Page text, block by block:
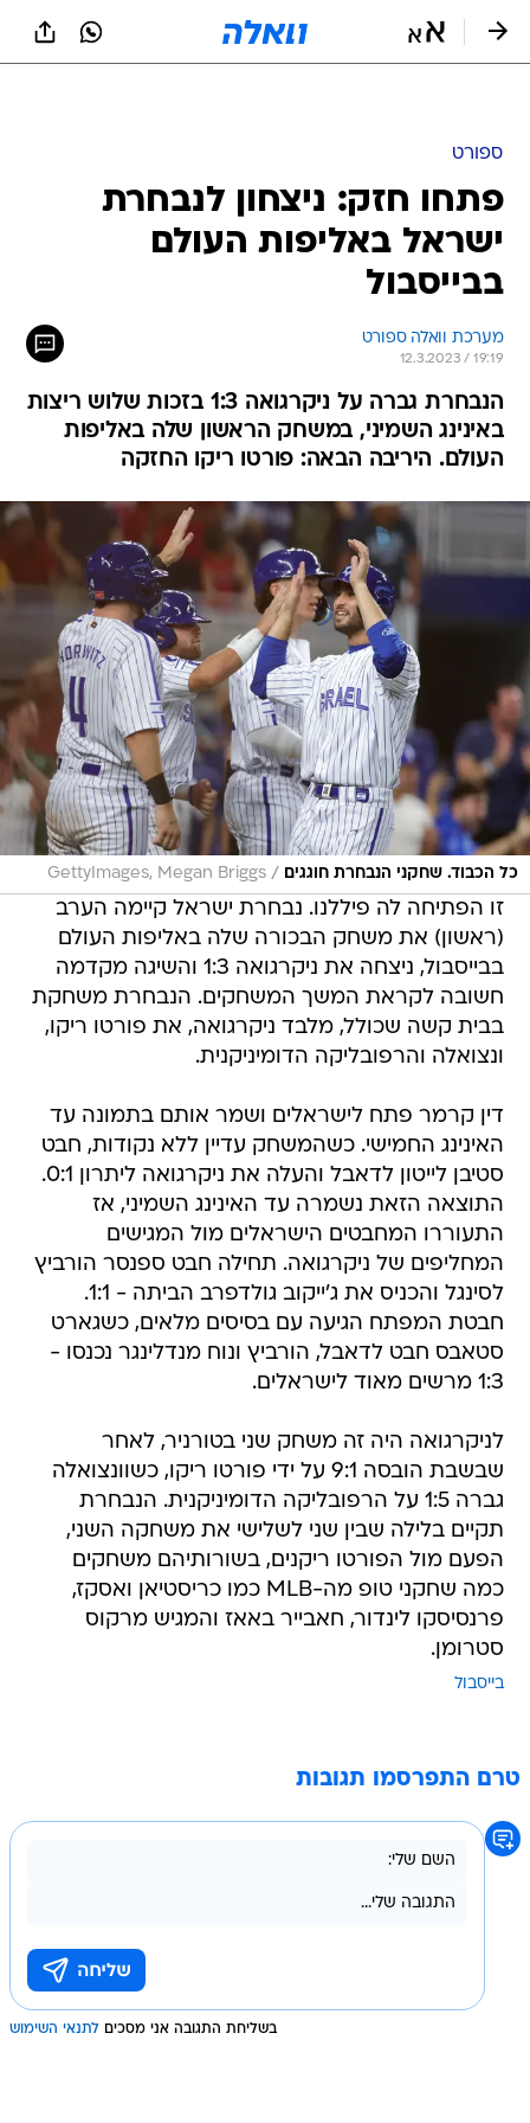
ספורט
פתחו חזק: ניצחון לנבחרת
ישראל באליפות העולם
בבייסבול
מערכת וואלה ספורט
12.3.2023 / 19:19
הנבחרת גברה על ניקרגואה 1:3 בזכות שלוש ריצות
באינינג השמיני, במשחק הראשון שלה באליפות
העולם. היריבה הבאה: פורטו ריקו החזקה
כל הכבוד. שחקני הנבחרת חוגגים /
GettyImages, Megan Briggs
זו הפתיחה לה פיללנו. נבחרת ישראל קיימה הערב
(ראשון) את משחק הבכורה שלה באליפות העולם
בבייסבול, ניצחה את ניקרגואה 1:3 והשיגה מקדמה
חשובה לקראת המשך המשחקים. הנבחרת משחקת
בבית קשה שכולל, מלבד ניקרגואה, את פורטו ריקו,
ונצואלה והרפובליקה הדומיניקנית.
דין קרמר פתח לישראלים ושמר אותם בתמונה עד
האינינג החמישי. כשהמשחק עדיין ללא נקודות, חבט
סטיבן לייטון לדאבל והעלה את ניקרגואה ליתרון 0:1.
התוצאה הזאת נשמרה עד האינינג השמיני, אז
התעוררו המחבטים הישראלים מול המגישים
המחליפים של ניקרגואה. תחילה חבט ספנסר הורביץ
לסינגל והכניס את ג'ייקוב גולדפרב הביתה - 1:1.
חבטת המפתח הגיעה עם בסיסים מלאים, כשגארט
סטאבס חבט לדאבל, הורביץ ונוח מנדלינגר נכנסו -
1:3 מרשים מאוד לישראלים.
לניקרגואה היה זה משחק שני בטורניר, לאחר
שבשבת הובסה 9:1 על ידי פורטו ריקו, כשוונצואלה
גברה 1:5 על הרפובליקה הדומיניקנית. הנבחרת
תקיים בלילה שבין שני לשלישי את משחקה השני,
הפעם מול הפורטו ריקנים, בשורותיהם משחקים
כמה שחקני טופ מה-MLB כמו כריסטיאן ואסקז,
פרנסיסקו לינדור, חאבייר באאז והמגיש מרקוס
סטרומן.
בייסבול
טרם התפרסמו תגובות
בשליחת התגובה אני מסכים לתנאי השימוש